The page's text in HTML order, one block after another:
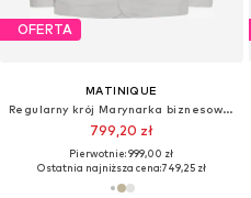
OFERTA
MATINIQUE
Regularny krój Marynarka biznesowa 'MAbarley'
799,20 zł
Pierwotnie: 999,00 zł
Ostatnia najniższa cena:749,25 zł